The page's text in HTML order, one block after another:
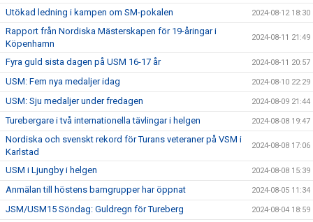
Utökad ledning i kampen om SM-pokalen 2024-08-12 18:30
Rapport från Nordiska Mästerskapen för 19-åringar i
Köpenhamn
2024-08-11 21:49
Fyra guld sista dagen på USM 16-17 år 2024-08-11 20:57
USM: Fem nya medaljer idag 2024-08-10 22:29
USM: Sju medaljer under fredagen 2024-08-09 21:44
Turebergare i två internationella tävlingar i helgen 2024-08-08 19:47
Nordiska och svenskt rekord för Turans veteraner på VSM i
Karlstad
2024-08-08 17:06
USM i Ljungby i helgen 2024-08-08 15:39
Anmälan till höstens barngrupper har öppnat 2024-08-05 11:34
JSM/USM15 Söndag: Guldregn för Tureberg 2024-08-04 18:59